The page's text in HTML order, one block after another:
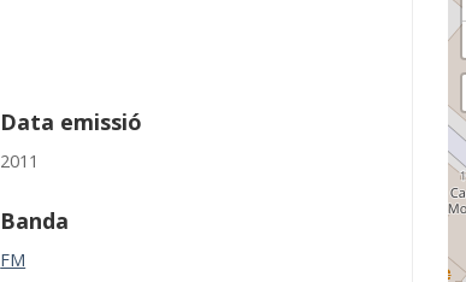
Data emissió
2011
Banda
FM